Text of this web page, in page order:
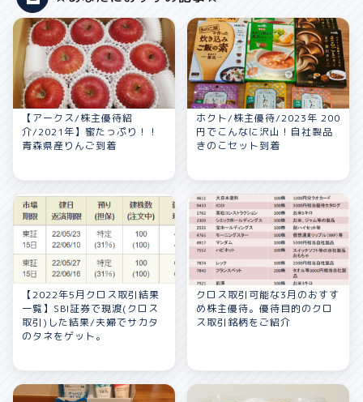
【アークス/株主優待紹
介/2021年】蜜たっぷり！！
青森県産りんご到着
ホクト/株主優待/2023年 200
円でこんなに沢山！自社製品
きのこセット到着
【2022年5月クロス取引結果
一覧】SBI証券で現渡(クロス
取引)した結果/夫婦でサカタ
のタネをゲット。
クロス取引可能な3月のおすす
め株主優待。優待目的のクロ
ス取引銘柄をご紹介